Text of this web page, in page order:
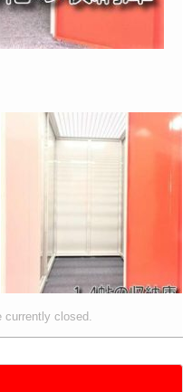
currently closed.